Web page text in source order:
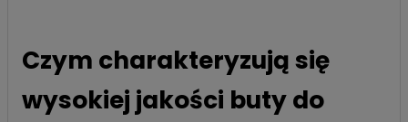
Czym charakteryzują się
wysokiej jakości buty do